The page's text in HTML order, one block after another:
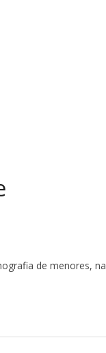
de menores, na